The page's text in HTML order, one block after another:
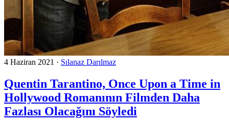
4 Haziran 2021 · Sılanaz Darılmaz
Quentin Tarantino, Once Upon a Time in
Hollywood Romanının Filmden Daha
Fazlası Olacağını Söyledi